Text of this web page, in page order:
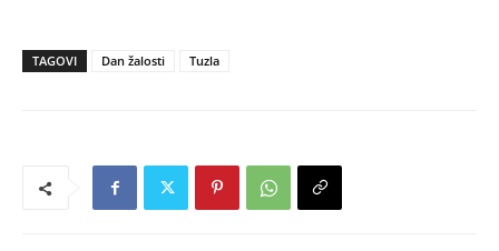
TAGOVI Dan žalosti Tuzla